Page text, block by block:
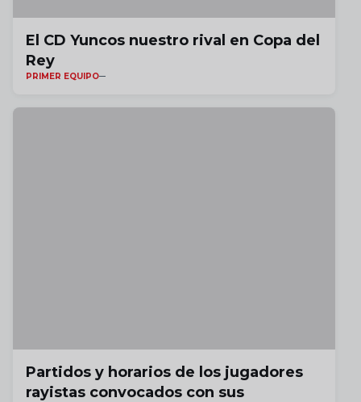
El CD Yuncos nuestro rival en Copa del
Rey
PRIMER EQUIPO
Partidos y horarios de los jugadores
rayistas convocados con sus